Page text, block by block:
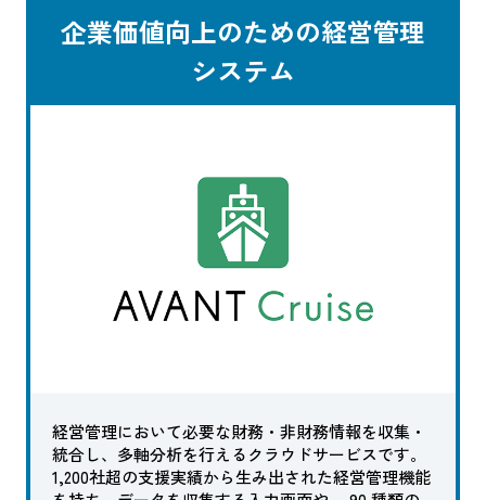
企業価値向上のための経営管理
システム
経営管理において必要な財務・非財務情報を収集・
統合し、多軸分析を行えるクラウドサービスです。
1,200社超の支援実績から生み出された経営管理機能